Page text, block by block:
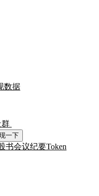
数据
群
一下
书会议纪要Token